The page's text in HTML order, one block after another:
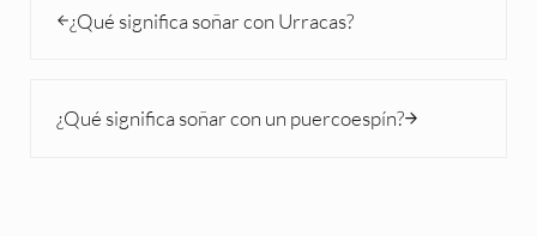
¿Qué significa soñar con Urracas?
¿Qué significa soñar con un puercoespín?